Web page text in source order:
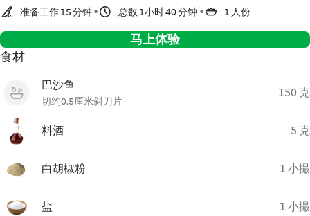
准备工作 15 分钟 总数 1小时 40 分钟 1 人份
马上体验
食材
巴沙鱼
切约0.5厘米斜刀片
150 克
料酒 5 克
白胡椒粉 1 小撮
盐 1 小撮